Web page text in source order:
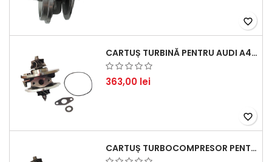
favorite_border
CARTUȘ TURBINĂ PENTRU AUDI A4, A6, SKODA SUPERB ȘI VW PASSAT, MOTOR DIESEL 1.9 TDI
363,00 lei
favorite_border
CARTUȘ TURBOCOMPRESOR PENTRU VW, AUDI, SEAT, SKODA - MOTOR DIESEL 2.0 TDI